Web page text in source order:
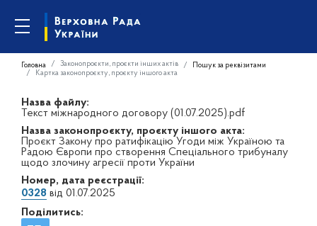
Головна Законопроєкти, проєкти інших актів
Пошук за реквізитами
Картка законопроєкту, проєкту іншого акта
Назва файлу:
Текст міжнародного договору (01.07.2025).pdf
Назва законопроєкту, проєкту іншого акта:
Проєкт Закону про ратифікацію Угоди між Україною та
Радою Європи про створення Спеціального трибуналу
щодо злочину агресії проти України
Номер, дата реєстрації:
0328 від 01.07.2025
Поділитись: